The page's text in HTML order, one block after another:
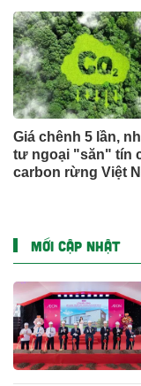
thức công trình
Giá chênh 5 lần,
tư ngoại "săn" tín
carbon rừng Việt
MỚI CẬP NHẬT